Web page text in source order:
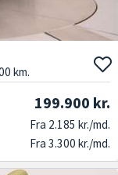
km.
199.900 kr.
Fra 2.185 kr./md.
Fra 3.300 kr./md.